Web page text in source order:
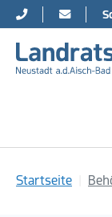
Direkt zur
Direkt zum
Startseite